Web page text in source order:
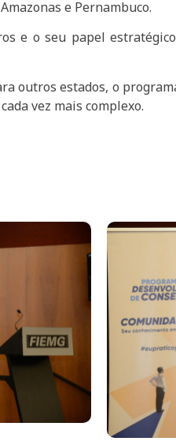
e Pernambuco.
e o seu papel
outros estados, o
vez mais complexo.